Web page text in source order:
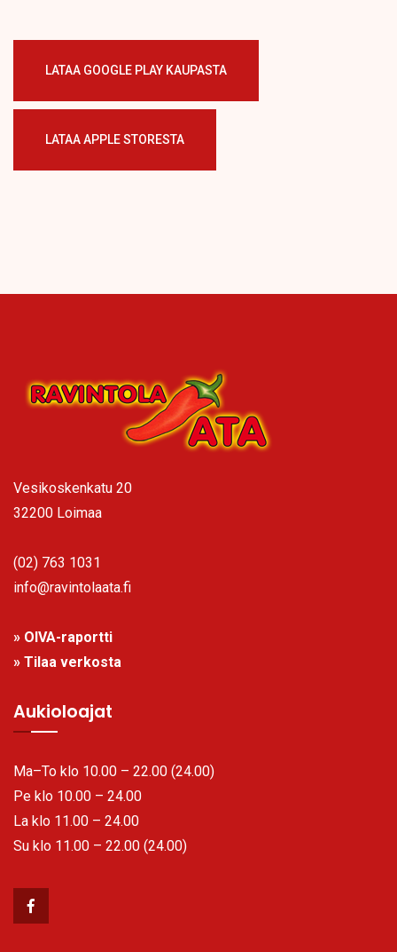
LATAA GOOGLE PLAY KAUPASTA
LATAA APPLE STORESTA
Vesikoskenkatu 20
32200 Loimaa
(02) 763 1031
info@ravintolaata.fi
» OIVA-raportti
» Tilaa verkosta
Aukioloajat
Ma–To klo 10.00 – 22.00 (24.00)
Pe klo 10.00 – 24.00
La klo 11.00 – 24.00
Su klo 11.00 – 22.00 (24.00)